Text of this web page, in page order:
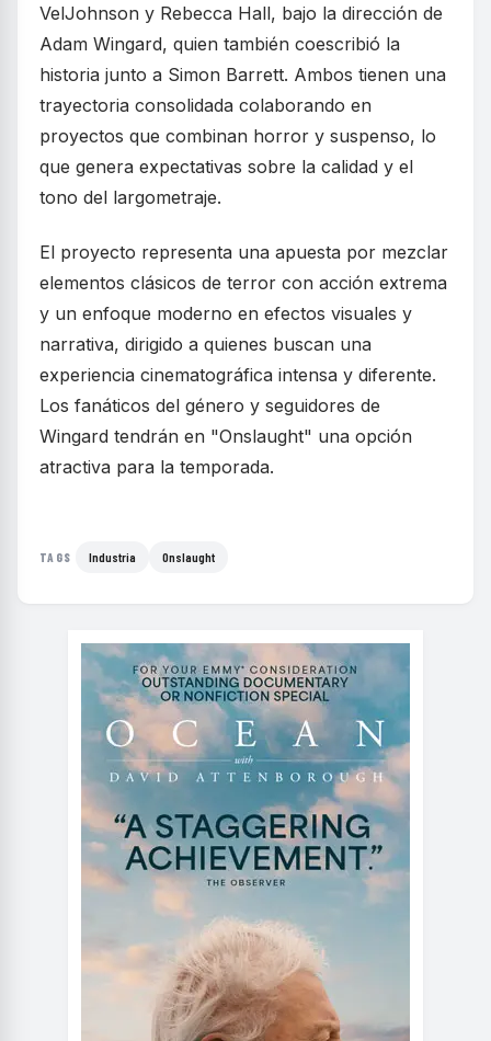
VelJohnson y Rebecca Hall, bajo la dirección de
Adam Wingard, quien también coescribió la
historia junto a Simon Barrett. Ambos tienen una
trayectoria consolidada colaborando en
proyectos que combinan horror y suspenso, lo
que genera expectativas sobre la calidad y el
tono del largometraje.
El proyecto representa una apuesta por mezclar
elementos clásicos de terror con acción extrema
y un enfoque moderno en efectos visuales y
narrativa, dirigido a quienes buscan una
experiencia cinematográfica intensa y diferente.
Los fanáticos del género y seguidores de
Wingard tendrán en "Onslaught" una opción
atractiva para la temporada.
TAGS Industria Onslaught